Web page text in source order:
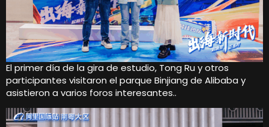
El primer día de la gira de estudio, Tong Ru y otros
participantes visitaron el parque Binjiang de Alibaba y
asistieron a varios foros interesantes..